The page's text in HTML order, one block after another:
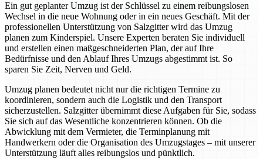
Ein gut geplanter Umzug ist der Schlüssel zu einem reibungslosen
Wechsel in die neue Wohnung oder in ein neues Geschäft. Mit der
professionellen Unterstützung von Salzgitter wird das Umzug
planen zum Kinderspiel. Unsere Experten beraten Sie individuell
und erstellen einen maßgeschneiderten Plan, der auf Ihre
Bedürfnisse und den Ablauf Ihres Umzugs abgestimmt ist. So
sparen Sie Zeit, Nerven und Geld.
Umzug planen bedeutet nicht nur die richtigen Termine zu
koordinieren, sondern auch die Logistik und den Transport
sicherzustellen. Salzgitter übernimmt diese Aufgaben für Sie, sodass
Sie sich auf das Wesentliche konzentrieren können. Ob die
Abwicklung mit dem Vermieter, die Terminplanung mit
Handwerkern oder die Organisation des Umzugstages – mit unserer
Unterstützung läuft alles reibungslos und pünktlich.